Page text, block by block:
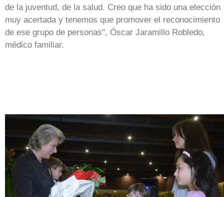
de la juventud, de la salud. Creo que ha sido una elección
muy acertada y tenemos que promover el reconocimiento
de ese grupo de personas", Óscar Jaramillo Robledo,
médico familiar.